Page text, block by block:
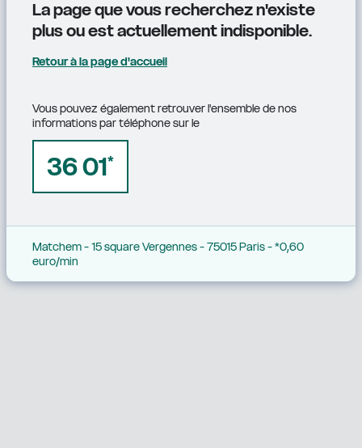
La page que vous recherchez n'existe
plus ou est actuellement indisponible.
Retour à la page d'accueil
Vous pouvez également retrouver l'ensemble de nos
informations par téléphone sur le
36 01*
Matchem - 15 square Vergennes - 75015 Paris - *0,60
euro/min